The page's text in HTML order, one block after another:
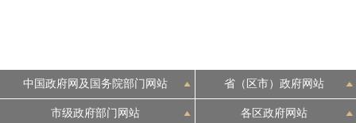
中国政府网及国务院部门网站 省（区市）政府网站
市级政府部门网站 各区政府网站